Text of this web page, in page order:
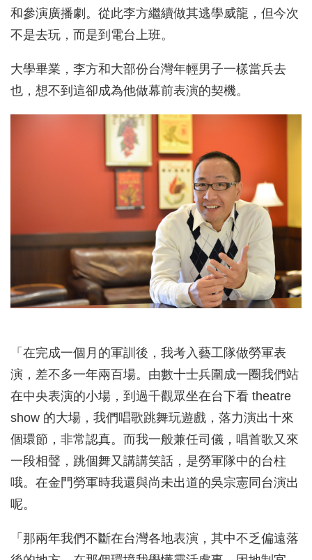
和參演廣播劇。從此李方繼續做其逃學威龍，但今次
不是去玩，而是到電台上班。
大學畢業，李方和大部份台灣年輕男子一樣當兵去
也，想不到這卻成為他做幕前表演的契機。
「在完成一個月的軍訓後，我考入藝工隊做勞軍表
演，差不多一年兩百場。由數十士兵圍成一圈我們站
在中央表演的小場，到過千觀眾坐在台下看 theatre
show 的大場，我們唱歌跳舞玩遊戲，落力演出十來
個環節，非常認真。而我一般兼任司儀，唱首歌又來
一段相聲，跳個舞又講講笑話，是勞軍隊中的台柱
哦。在金門勞軍時我還與尚未出道的吳宗憲同台演出
呢。
「那兩年我們不斷在台灣各地表演，其中不乏偏遠落